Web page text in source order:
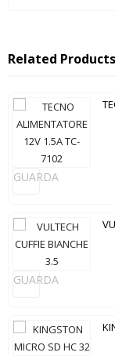
Related Products
GUARDA
GUARDA